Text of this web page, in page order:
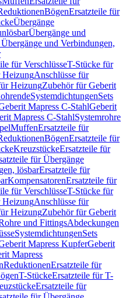
BögenErsatzteile für
Übergänge
Übergänge und
und Verbindungen,
für VerschlüsseT-Stücke für
HeizungAnschlüsse für
HeizungZubehör für Geberit
SystemdichtungenSets
Mapress C-StahlGeberit
Mapress C-StahlSystemrohre
MuffenErsatzteile für
BögenErsatzteile für
KreuzstückeErsatzteile für
für Übergänge
lösbarErsatzteile für
KompensatorenErsatzteile für
für VerschlüsseT-Stücke für
HeizungAnschlüsse für
HeizungZubehör für Geberit
und FittingsAbdeckungen
SystemdichtungenSets
Mapress KupferGeberit
Mapress
ReduktionenErsatzteile für
T-StückeErsatzteile für T-
Ersatzteile für